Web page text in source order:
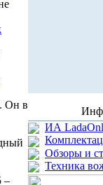
Он в
–
ИА
Обзоры и
Техника